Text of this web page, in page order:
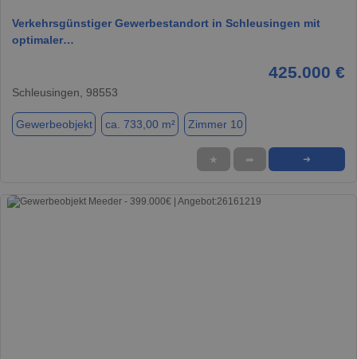
Verkehrsgünstiger Gewerbestandort in Schleusingen mit
optimaler…
425.000 €
Schleusingen, 98553
Gewerbeobjekt ca. 733,00 m² Zimmer 10
★ ➦ ➜